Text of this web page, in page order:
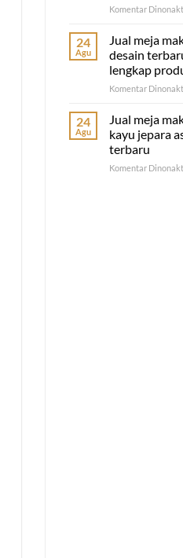
Komentar
24
Agu
Jual meja
desain
lengkap
Komentar
24
Agu
Jual meja
kayu jepara
terbaru
Komentar